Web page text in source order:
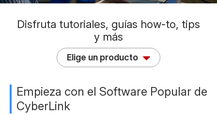
Disfruta tutoriales, guías how-to, tips
y más
Elige un producto
Empieza con el Software Popular de
CyberLink